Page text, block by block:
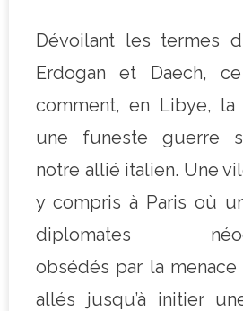
Dévoilant les termes
Erdogan et Daech,
comment, en Libye, la
une funeste guerre
notre allié italien. Une
y compris à Paris où
diplomates
obsédés par la menace
allés jusqu’à initier